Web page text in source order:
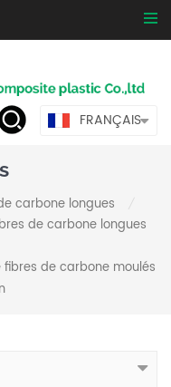
FRANÇAIS
carbone longues
de carbone longues
fibres de carbone moulés